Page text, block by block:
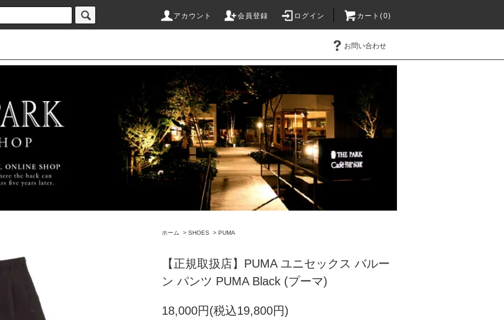
アカウント 会員登録 ログイン カート(0)
お問い合わせ
ホーム > SHOES > PUMA
【正規取扱店】PUMA ユニセックス バルー
ン パンツ PUMA Black (プーマ)
18,000円(税込19,800円)